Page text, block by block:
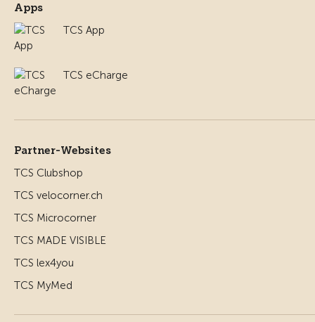
Apps
TCS App
TCS eCharge
Partner-Websites
TCS Clubshop
TCS velocorner.ch
TCS Microcorner
TCS MADE VISIBLE
TCS lex4you
TCS MyMed